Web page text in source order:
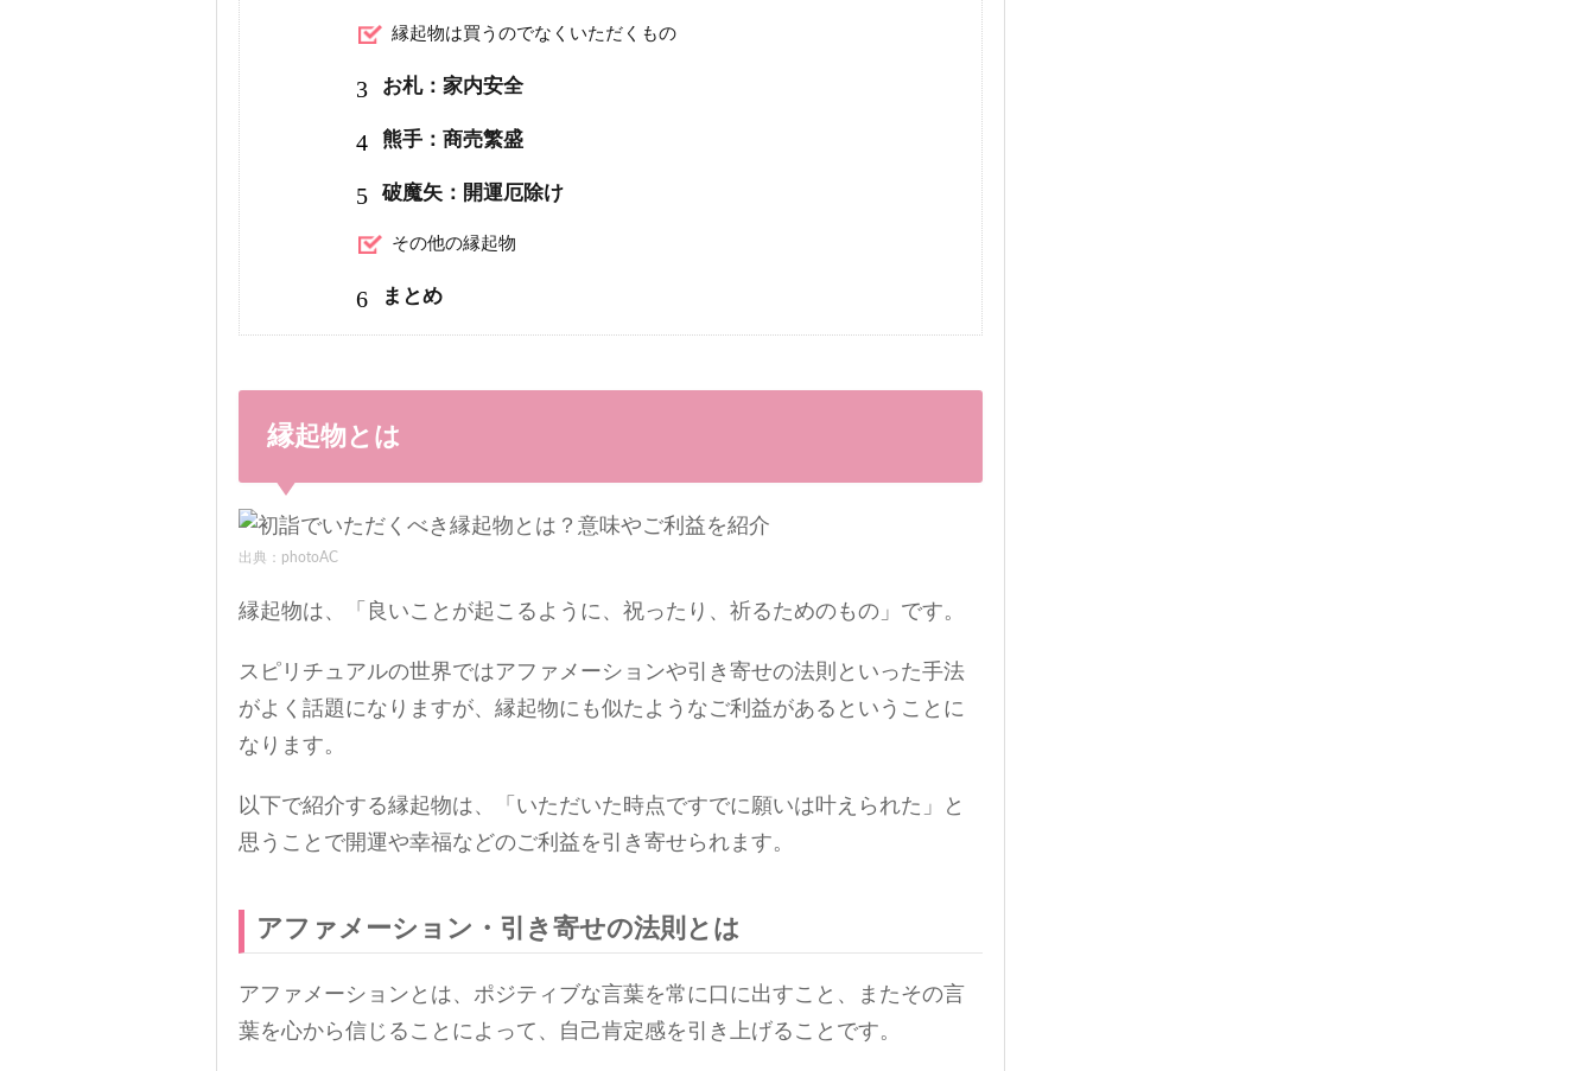
縁起物は買うのでなくいただくもの
3 お札：家内安全
4 熊手：商売繁盛
5 破魔矢：開運厄除け
その他の縁起物
6 まとめ
縁起物とは
出典：photoAC
縁起物は、「良いことが起こるように、祝ったり、祈るためのもの」です。
スピリチュアルの世界ではアファメーションや引き寄せの法則といった手法
がよく話題になりますが、縁起物にも似たようなご利益があるということに
なります。
以下で紹介する縁起物は、「いただいた時点ですでに願いは叶えられた」と
思うことで開運や幸福などのご利益を引き寄せられます。
アファメーション・引き寄せの法則とは
アファメーションとは、ポジティブな言葉を常に口に出すこと、またその言
葉を心から信じることによって、自己肯定感を引き上げることです。